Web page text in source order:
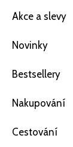
Akce a slevy
Novinky
Bestsellery
Nakupování
Cestování